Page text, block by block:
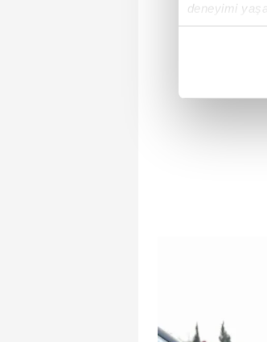
deneyimi
içerikleri
6698 sayılı
mevzuata